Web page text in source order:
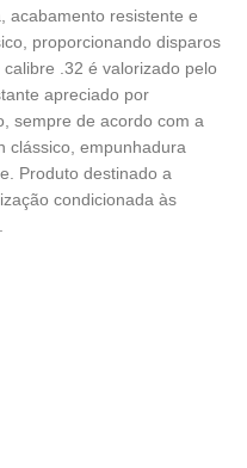
acabamento resistente e
proporcionando disparos
.32 é valorizado pelo
apreciado por
sempre de acordo com a
clássico, empunhadura
Produto destinado a
condicionada às